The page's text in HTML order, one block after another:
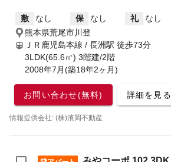
敷 なし 保 なし 礼
なし
熊本県荒尾市川登
ＪＲ鹿児島本線 / 長洲駅 徒歩73分
3LDK(65.6㎡) 3階建/2階
2008年7月(築18年2ヶ月)
お問い合わせ(無料) 詳細を見る
情報提供会社: (株)濱岡不動産